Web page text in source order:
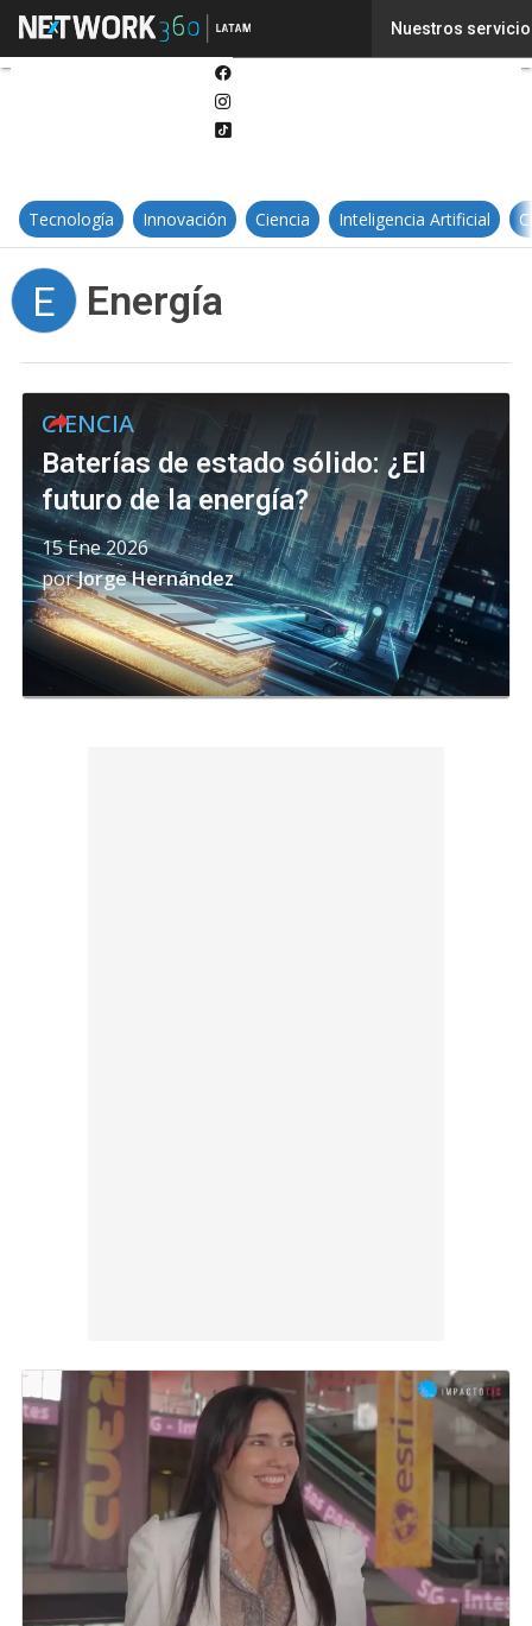
Nuestros
Tecnología Innovación Ciencia Inteligencia Artificial
E Energía
CIENCIA
Baterías de estado sólido: ¿El
futuro de la energía?
15 Ene 2026
porJorge Hernández